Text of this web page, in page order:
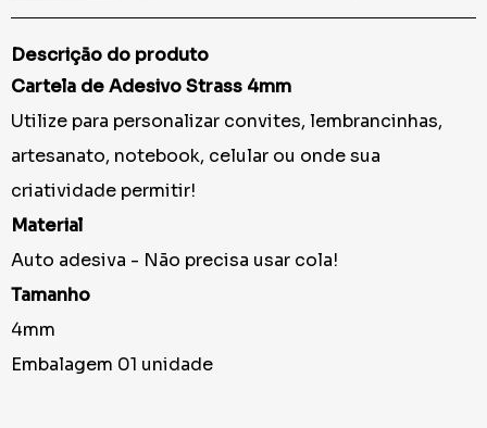
Descrição do produto
Cartela de Adesivo Strass 4mm
Utilize para personalizar convites, lembrancinhas,
artesanato, notebook, celular ou onde sua
criatividade permitir!
Material
Auto adesiva - Não precisa usar cola!
Tamanho
4mm
Embalagem 01 unidade